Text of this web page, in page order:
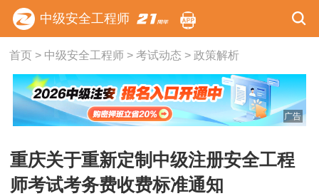
中级安全工程师
首页> 中级安全工程师> 考试动态 > 政策解析
广告
重庆关于重新定制中级注册安全工程
师考试考务费收费标准通知